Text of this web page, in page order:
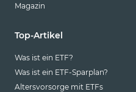
Magazin
Top-Artikel
Was ist ein ETF?
Was ist ein ETF-Sparplan?
Altersvorsorge mit ETFs